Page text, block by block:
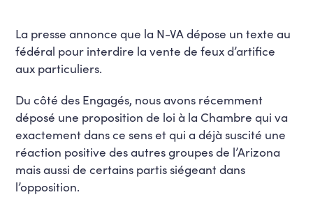
La presse annonce que la N-VA dépose un texte au
fédéral pour interdire la vente de feux d’artifice
aux particuliers.
Du côté des Engagés, nous avons récemment
déposé une proposition de loi à la Chambre qui va
exactement dans ce sens et qui a déjà suscité une
réaction positive des autres groupes de l’Arizona
mais aussi de certains partis siégeant dans
l’opposition.